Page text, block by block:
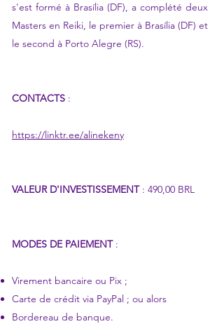
s'est formé à Brasília (DF), a complété deux
Masters en Reiki, le premier à Brasília (DF) et
le second à Porto Alegre (RS).
CONTACTS :
https://linktr.ee/alinekeny
VALEUR D'INVESTISSEMENT: 490,00 BRL
MODES DE PAIEMENT:
Virement bancaire ou Pix ;
Carte de crédit via PayPal ; ou alors
Bordereau de banque.